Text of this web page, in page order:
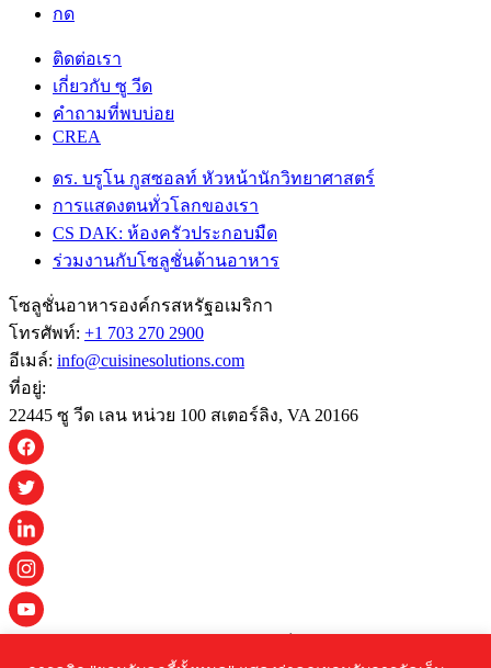
กด
ติดต่อเรา
เกี่ยวกับ ซู วีด
คําถามที่พบบ่อย
CREA
ดร. บรูโน กูสซอลท์ หัวหน้านักวิทยาศาสตร์
การแสดงตนทั่วโลกของเรา
CS DAK: ห้องครัวประกอบมืด
ร่วมงานกับโซลูชั่นด้านอาหาร
โซลูชั่นอาหารองค์กรสหรัฐอเมริกา
โทรศัพท์: +1 703 270 2900
อีเมล์: info@cuisinesolutions.com
ที่อยู่:
22445 ซู วีด เลน หน่วย 100 สเตอร์ลิง, VA 20166